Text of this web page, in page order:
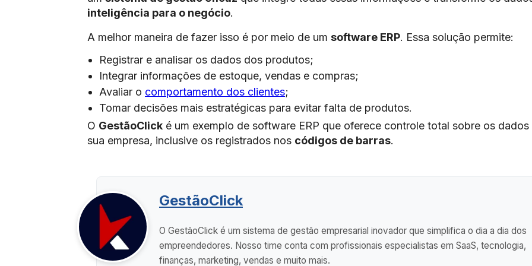
inteligência para o negócio.
A melhor maneira de fazer isso é por meio de um software ERP. Essa solução permite:
Registrar e analisar os dados dos produtos;
Integrar informações de estoque, vendas e compras;
Avaliar o comportamento dos clientes;
Tomar decisões mais estratégicas para evitar falta de produtos.
O GestãoClick é um exemplo de software ERP que oferece controle total sobre os dados
sua empresa, inclusive os registrados nos códigos de barras.
GestãoClick
O GestãoClick é um sistema de gestão empresarial inovador que simplifica o dia a dia dos
empreendedores. Nosso time conta com profissionais especialistas em SaaS, tecnologia,
finanças, marketing, vendas e muito mais.